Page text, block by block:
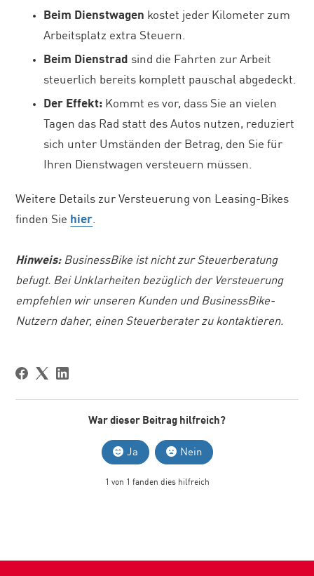
Beim Dienstwagen kostet jeder Kilometer zum
Arbeitsplatz extra Steuern.
Beim Dienstrad sind die Fahrten zur Arbeit
steuerlich bereits komplett pauschal abgedeckt.
Der Effekt: Kommt es vor, dass Sie an vielen
Tagen das Rad statt des Autos nutzen, reduziert
sich unter Umständen der Betrag, den Sie für
Ihren Dienstwagen versteuern müssen.
Weitere Details zur Versteuerung von Leasing-Bikes
finden Sie hier.
Hinweis:BusinessBike ist nicht zur Steuerberatung
befugt. Bei Unklarheiten bezüglich der Versteuerung
empfehlen wir unseren Kunden und BusinessBike-
Nutzern daher, einen Steuerberater zu kontaktieren.
War dieser Beitrag hilfreich?
Ja Nein
1 von 1 fanden dies hilfreich